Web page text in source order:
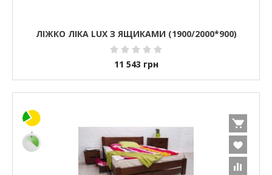
ЛІЖКО ЛІКА LUX З ЯЩИКАМИ (1900/2000*900)
11 543 грн